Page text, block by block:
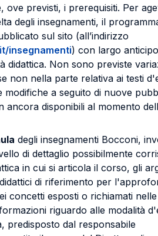
ove previsti, i prerequisiti. Per
degli insegnamenti, il
sul sito (all’indirizzo
insegnamenti) con largo
didattica. Non sono previste
non nella parte relativa ai testi
a seguito di nuove
ancora disponibili al momento
degli insegnamenti Bocconi,
di dettaglio possibilmente
in cui si articola il corso, gli
di riferimento per
concetti esposti o richiamati
riguardo alle modalità
predisposto dal responsabile